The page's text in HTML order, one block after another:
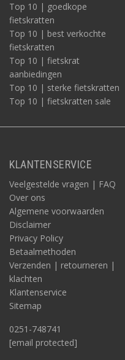
Top 10 | goedkope
fietskratten
Top 10 | best verkochte
fietskratten
Top 10 | fietskrat
aanbiedingen
Top 10 | sterke fietskratten
Top 10 | fietskratten sale
KLANTENSERVICE
Veelgestelde vragen | FAQ
Over ons
Algemene voorwaarden
Disclaimer
Privacy Policy
Betaalmethoden
Verzenden | retourneren |
klachten
Klantenservice
Sitemap
0251-748741
[email protected]